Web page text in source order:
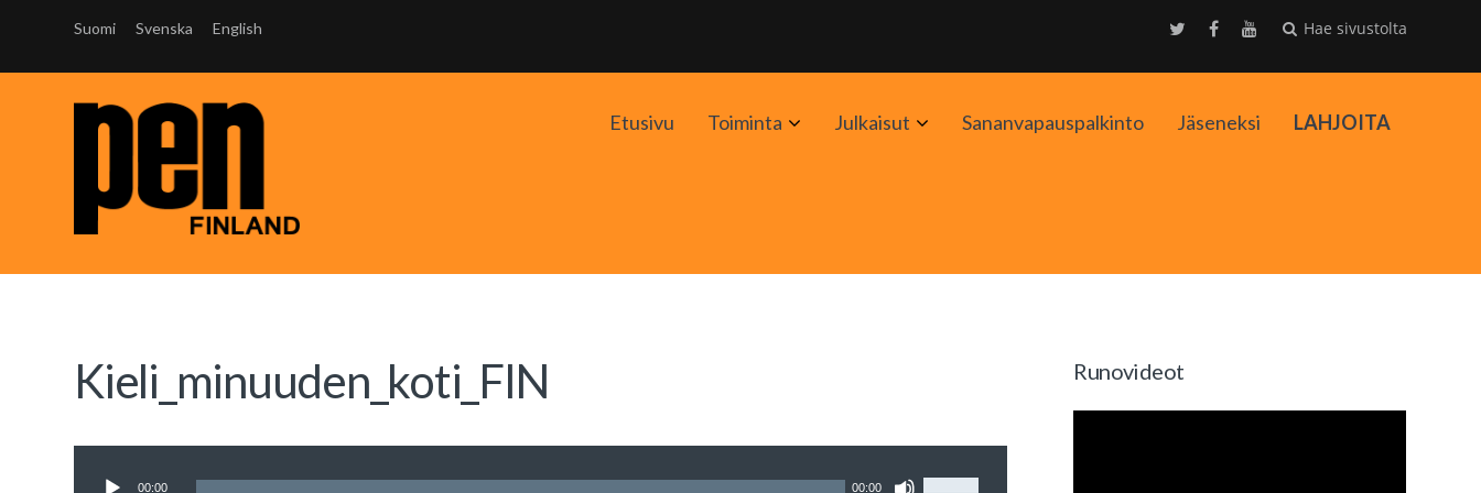
Suomi Svenska English Hae sivustolta
Etusivu Toiminta AvaaJulkaisut AvaaSananvapauspalkinto Jäseneksi LAHJOITA
Kieli_minuuden_koti_FIN
00:00 00:00
Runovideot